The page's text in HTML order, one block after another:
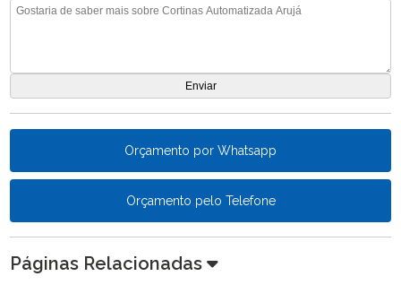
Orçamento por Whatsapp
Orçamento pelo Telefone
Páginas Relacionadas